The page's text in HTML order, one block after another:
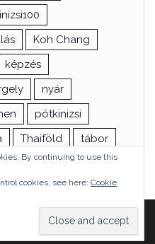
Koh Chang
képzés
nyár
pótkinizsi
Thaiföld
tábor
Ázsia
Theme:Head Blog
By continuing to use this
cookies, see here: Cookie